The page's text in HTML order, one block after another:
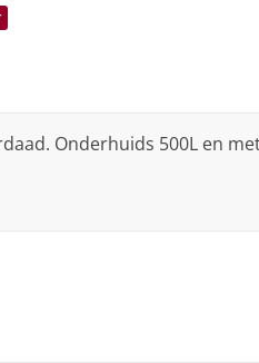
Onderhuids 500L en